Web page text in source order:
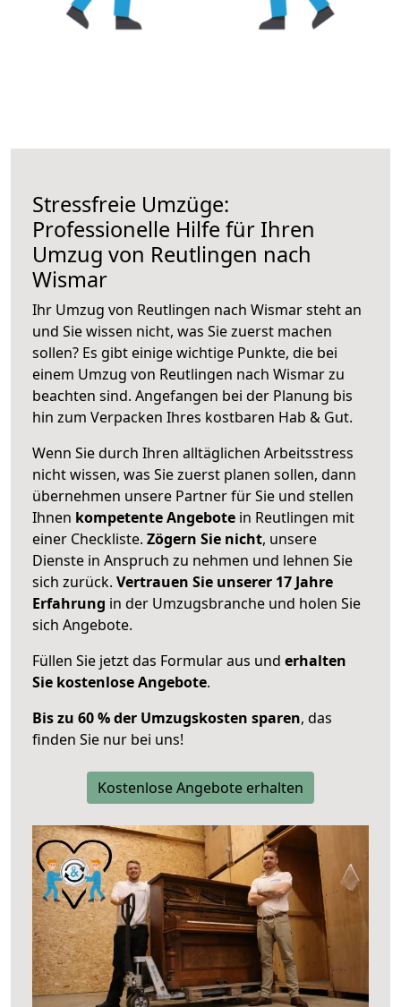
Stressfreie Umzüge:
Professionelle Hilfe für Ihren
Umzug von Reutlingen nach
Wismar
Ihr Umzug von Reutlingen nach Wismar steht an
und Sie wissen nicht, was Sie zuerst machen
sollen? Es gibt einige wichtige Punkte, die bei
einem Umzug von Reutlingen nach Wismar zu
beachten sind. Angefangen bei der Planung bis
hin zum Verpacken Ihres kostbaren Hab & Gut.
Wenn Sie durch Ihren alltäglichen Arbeitsstress
nicht wissen, was Sie zuerst planen sollen, dann
übernehmen unsere Partner für Sie und stellen
Ihnen kompetente Angebote in Reutlingen mit
einer Checkliste. Zögern Sie nicht, unsere
Dienste in Anspruch zu nehmen und lehnen Sie
sich zurück. Vertrauen Sie unserer 17 Jahre
Erfahrung in der Umzugsbranche und holen Sie
sich Angebote.
Füllen Sie jetzt das Formular aus und erhalten
Sie kostenlose Angebote.
Bis zu 60 % der Umzugskosten sparen, das
finden Sie nur bei uns!
Kostenlose Angebote erhalten